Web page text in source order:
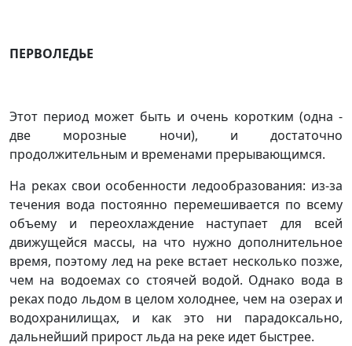
ПЕРВОЛЕДЬЕ
Этот период может быть и очень коротким (одна -
две морозные ночи), и достаточно
продолжительным и временами прерывающимся.
На реках свои особенности ледообразования: из-за
течения вода постоянно перемешивается по всему
объему и переохлаждение наступает для всей
движущейся массы, на что нужно дополнительное
время, поэтому лед на реке встает несколько позже,
чем на водоемах со стоячей водой. Однако вода в
реках подо льдом в целом холоднее, чем на озерах и
водохранилищах, и как это ни парадоксально,
дальнейший прирост льда на реке идет быстрее.